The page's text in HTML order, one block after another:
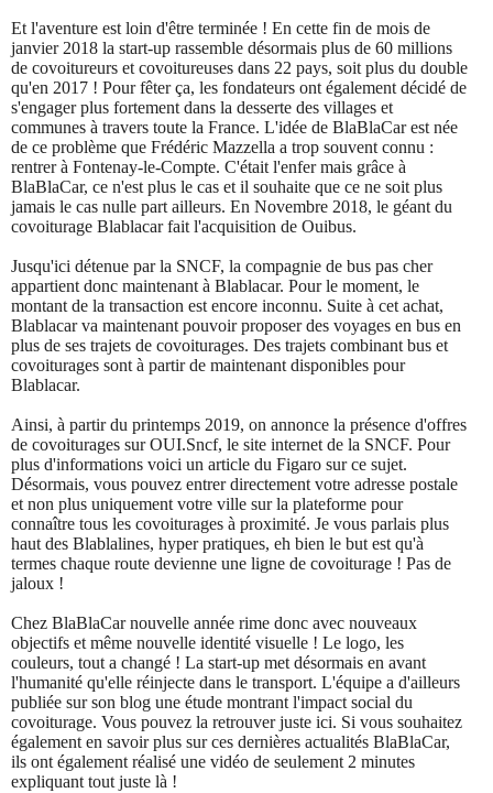
Et l'aventure est loin d'être terminée ! En cette fin de mois de
janvier 2018 la start-up rassemble désormais plus de 60 millions
de covoitureurs et covoitureuses dans 22 pays, soit plus du double
qu'en 2017 ! Pour fêter ça, les fondateurs ont également décidé de
s'engager plus fortement dans la desserte des villages et
communes à travers toute la France. L'idée de BlaBlaCar est née
de ce problème que Frédéric Mazzella a trop souvent connu :
rentrer à Fontenay-le-Compte. C'était l'enfer mais grâce à
BlaBlaCar, ce n'est plus le cas et il souhaite que ce ne soit plus
jamais le cas nulle part ailleurs. En Novembre 2018, le géant du
covoiturage Blablacar fait l'acquisition de Ouibus.
Jusqu'ici détenue par la SNCF, la compagnie de bus pas cher
appartient donc maintenant à Blablacar. Pour le moment, le
montant de la transaction est encore inconnu. Suite à cet achat,
Blablacar va maintenant pouvoir proposer des voyages en bus en
plus de ses trajets de covoiturages. Des trajets combinant bus et
covoiturages sont à partir de maintenant disponibles pour
Blablacar.
Ainsi, à partir du printemps 2019, on annonce la présence d'offres
de covoiturages sur OUI.Sncf, le site internet de la SNCF. Pour
plus d'informations voici un article du Figaro sur ce sujet.
Désormais, vous pouvez entrer directement votre adresse postale
et non plus uniquement votre ville sur la plateforme pour
connaître tous les covoiturages à proximité. Je vous parlais plus
haut des Blablalines, hyper pratiques, eh bien le but est qu'à
termes chaque route devienne une ligne de covoiturage ! Pas de
jaloux !
Chez BlaBlaCar nouvelle année rime donc avec nouveaux
objectifs et même nouvelle identité visuelle ! Le logo, les
couleurs, tout a changé ! La start-up met désormais en avant
l'humanité qu'elle réinjecte dans le transport. L'équipe a d'ailleurs
publiée sur son blog une étude montrant l'impact social du
covoiturage. Vous pouvez la retrouver juste ici. Si vous souhaitez
également en savoir plus sur ces dernières actualités BlaBlaCar,
ils ont également réalisé une vidéo de seulement 2 minutes
expliquant tout juste là !